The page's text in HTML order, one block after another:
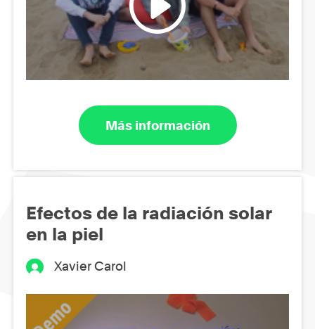
Más información
Efectos de la radiación solar
en la piel
Xavier Carol